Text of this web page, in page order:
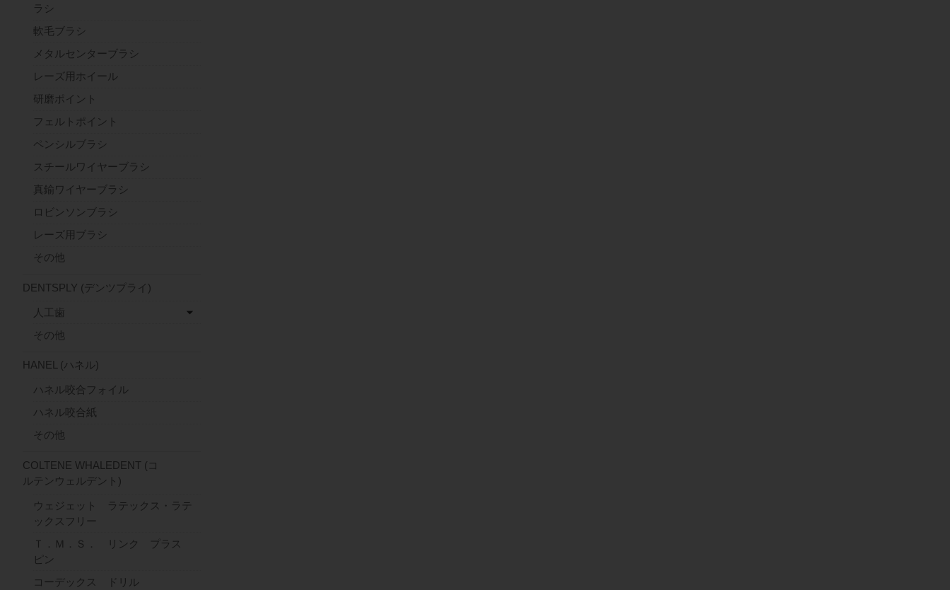
ラシ
軟毛ブラシ
メタルセンターブラシ
レーズ用ホイール
研磨ポイント
フェルトポイント
ペンシルブラシ
スチールワイヤーブラシ
真鍮ワイヤーブラシ
ロビンソンブラシ
レーズ用ブラシ
その他
DENTSPLY (デンツプライ)
人工歯
その他
HANEL (ハネル)
ハネル咬合フォイル
ハネル咬合紙
その他
COLTENE WHALEDENT (コ
ルテンウェルデント)
ウェジェット ラテックス・ラテ
ックスフリー
Ｔ．Ｍ．Ｓ． リンク プラス
ピン
コーデックス ドリル